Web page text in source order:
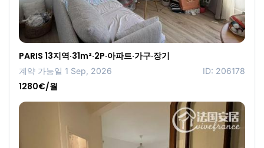
PARIS 13지역·31m²·2P·아파트·가구·장기
계약 가능일 1 Sep, 2026 ID: 206178
1280€/월